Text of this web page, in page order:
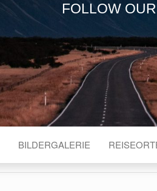
FOLLOW
BILDERGALERIE